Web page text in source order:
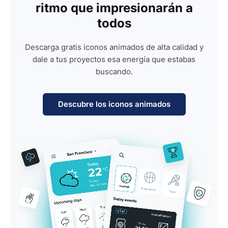
ritmo que impresionarán a
todos
Descarga gratis iconos animados de alta calidad y
dale a tus proyectos esa energía que estabas
buscando.
Descubre los iconos animados